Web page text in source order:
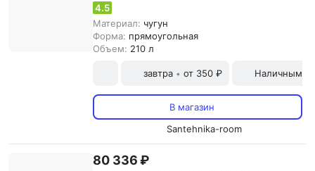
4.5
Материал: чугун
Форма: прямоугольная
Объем: 210 л
завтра • от 350 ₽ Наличными
В магазин
Santehnika-room
80 336 ₽